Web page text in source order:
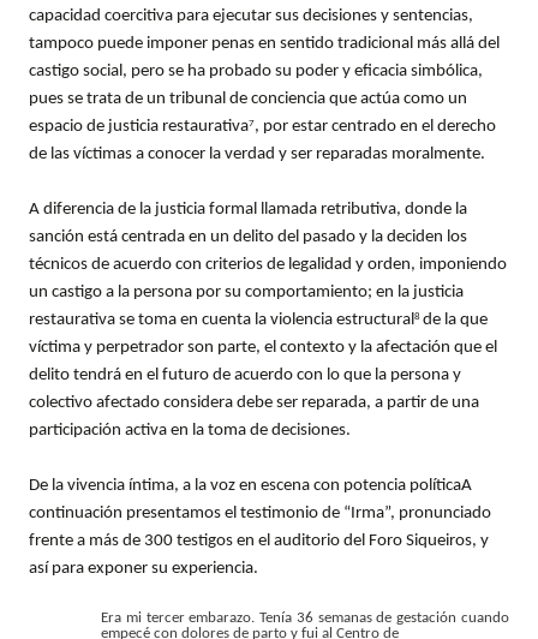
capacidad coercitiva para ejecutar sus decisiones y sentencias,
tampoco puede imponer penas en sentido tradicional más allá del
castigo social, pero se ha probado su poder y eficacia simbólica,
pues se trata de un tribunal de conciencia que actúa como un
espacio de justicia restaurativa7, por estar centrado en el derecho
de las víctimas a conocer la verdad y ser reparadas moralmente.
A diferencia de la justicia formal llamada retributiva, donde la
sanción está centrada en un delito del pasado y la deciden los
técnicos de acuerdo con criterios de legalidad y orden, imponiendo
un castigo a la persona por su comportamiento; en la justicia
restaurativa se toma en cuenta la violencia estructural8 de la que
víctima y perpetrador son parte, el contexto y la afectación que el
delito tendrá en el futuro de acuerdo con lo que la persona y
colectivo afectado considera debe ser reparada, a partir de una
participación activa en la toma de decisiones.
De la vivencia íntima, a la voz en escena con potencia políticaA
continuación presentamos el testimonio de “Irma”, pronunciado
frente a más de 300 testigos en el auditorio del Foro Siqueiros, y
así para exponer su experiencia.
Era mi tercer embarazo. Tenía 36 semanas de gestación cuando
empecé con dolores de parto y fui al Centro de